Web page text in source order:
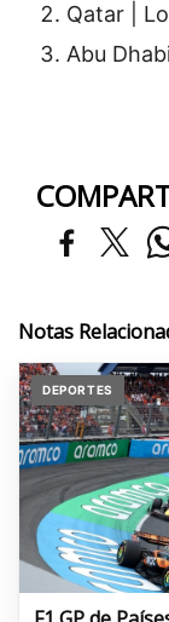
Qatar |
Abu
Notas
DEPORTES